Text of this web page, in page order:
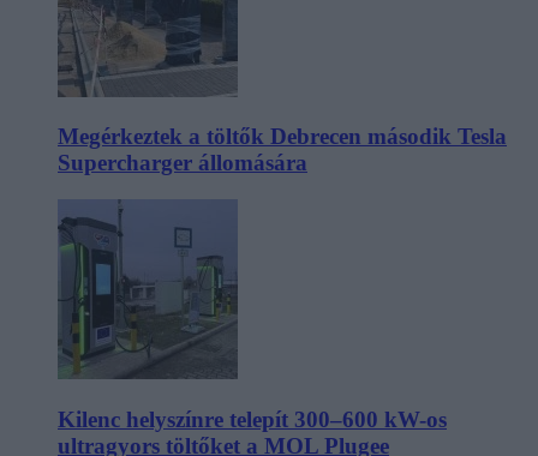
Megérkeztek a töltők Debrecen második Tesla
Supercharger állomására
Kilenc helyszínre telepít 300–600 kW-os
ultragyors töltőket a MOL Plugee